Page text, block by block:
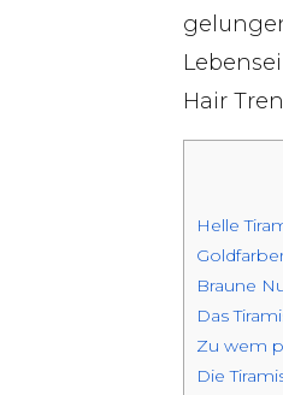
Hair
Helle
Braune
Das
Zu wem
Die